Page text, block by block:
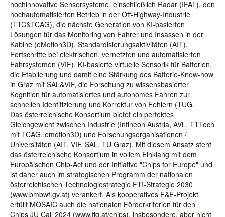
hochinnovative Sensorsysteme, einschließlich Radar (IFAT), den
hochautomatisierten Betrieb in der Off-Highway-Industrie
(TTC&TCAG), die nächste Generation von KI-basierten
Lösungen für das Monitoring von Fahrer und Insassen in der
Kabine (eMotion3D), Standardisierungsaktivitäten (AIT),
Fortschritte bei elektrischen, vernetzten und automatisierten
Fahrsystemen (VIF), KI-basierte virtuelle Sensorik für Batterien,
die Etablierung und damit eine Stärkung des Batterie-Know-how
in Graz mit SAL&VIF, die Forschung zu wissensbasierter
Kognition für automatisiertes und autonomes Fahren zur
schnellen Identifizierung und Korrektur von Fehlern (TUG.
Das österreichische Konsortium bietet ein perfektes
Gleichgewicht zwischen Industrie (Infineon Austria, AVL, TTTech
mit TCAG, emotion3D) und Forschungsorganisationen /
Universitäten (AIT, VIF, SAL, TU Graz). Mit diesem Ansatz steht
das österreichische Konsortium in vollem Einklang mit dem
Europäischen Chip-Act und der Initiative "Chips for Europe" und
ist daher auch im strategischen Programm der nationalen
österreichischen Technologiestrategie FTI-Strategie 2030
(www.bmbwf.gv.at) verankert. Als kooperatives F&E-Projekt
erfüllt MOSAIC auch die nationalen Förderkriterien für den
Chips JU Call 2024 (www.ffg.at/chips), insbesondere, aber nicht